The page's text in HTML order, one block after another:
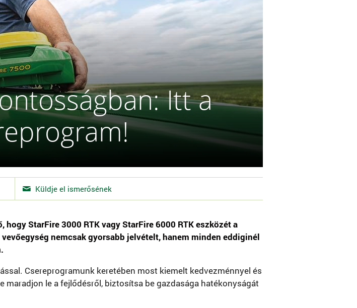
Itt a
Küldje el ismerősének
StarFire 3000 RTK vagy StarFire 6000 RTK eszközét a
nemcsak gyorsabb jelvételt, hanem minden eddiginél
Csereprogramunk keretében most kiemelt kedvezménnyel és
le a fejlődésről, biztosítsa be gazdasága hatékonyságát